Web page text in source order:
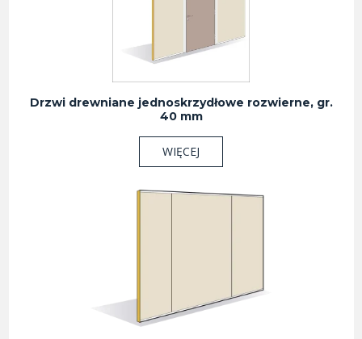
Drzwi drewniane jednoskrzydłowe rozwierne, gr.
40 mm
WIĘCEJ